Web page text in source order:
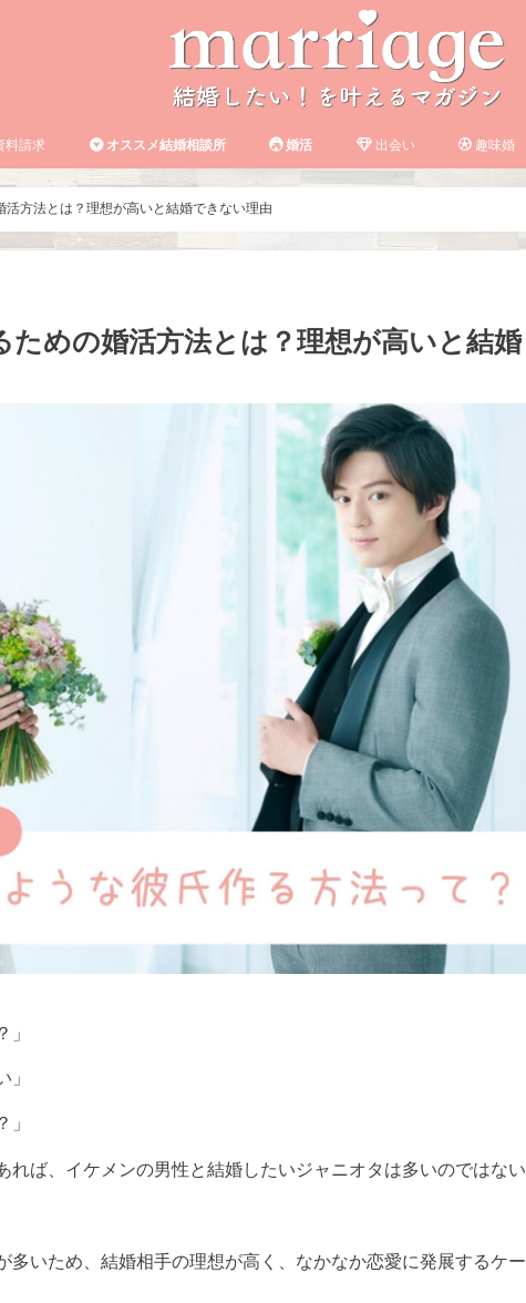
料請求 オススメ結婚相談所 婚活 出会い 趣味婚
活方法とは？理想が高いと結婚できない理由
ための婚活方法とは？理想が高いと結婚
」
」
」
れば、イケメンの男性と結婚したいジャニオタは多いのではない
多いため、結婚相手の理想が高く、なかなか恋愛に発展するケー